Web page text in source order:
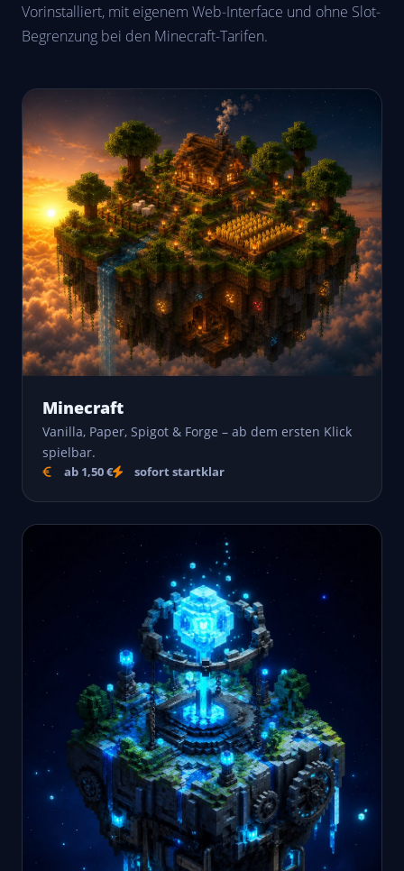
Vorinstalliert, mit eigenem Web-Interface und ohne Slot-
Begrenzung bei den Minecraft-Tarifen.
Minecraft
Vanilla, Paper, Spigot & Forge – ab dem ersten Klick
spielbar.
ab 1,50 € sofort startklar